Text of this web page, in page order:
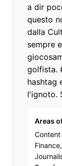
a dir
questo
dalla
sempre
golfista.
hashtag
l'ignoto.
Areas